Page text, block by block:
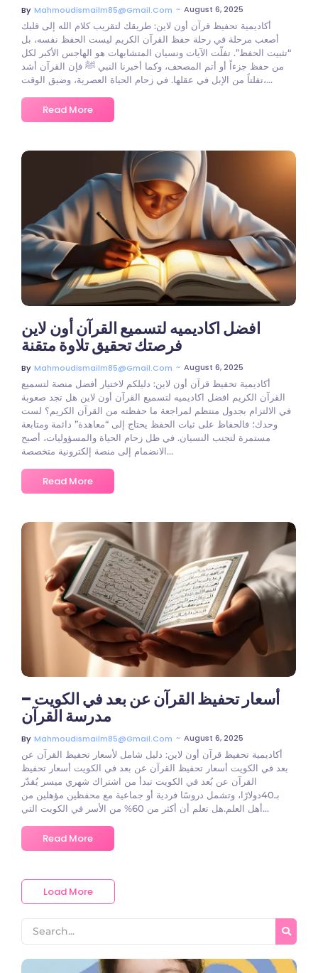
By Mahmoudismailm85@gmail.com ~ August 6, 2025
أكاديمية تحفيظ قرآن أون لاين: طريقك لتقريب كلام الله إلى قلبك
أصعب مرحلة في رحلة حفظ القرآن الكريم ليست الحفظ نفسه، بل
“تثبيت الحفظ”. تفلّت الآيات ونسيان المتشابهات هو الهاجس الأكبر لكل
من حفظ جزءاً أو أتم المصحف، وكما أخبرنا النبي ﷺ فإن القرآن أشد
تفلتاً من الإبل في عقلها. في زحام الحياة العصرية، وضيق الوقت،...
Read More
افضل اكاديميه لتسميع القرآن أون لاين
فرصتك تحقيق تلاوة متقنة
By Mahmoudismailm85@gmail.com ~ August 6, 2025
أكاديمية تحفيظ قرآن أون لاين: دليلكم لاختيار أفضل منصة لتسميع
القرآن الكريم افضل اكاديميه لتسميع القرآن أون لاين هل تجد صعوبة
في الالتزام بجدول منتظم لمراجعة ما حفظته من القرآن الكريم؟ لست
وحدك؛ فالحفاظ على ثبات الحفظ يحتاج إلى “معاهدة” دائمة ومتابعة
مستمرة لتجنب النسيان. في ظل زحام الحياة والمسؤوليات، أصبح
الانضمام إلى منصة إلكترونية متخصصة...
Read More
أسعار تحفيظ القرآن عن بعد في الكويت –
مدرسة القرآن
By Mahmoudismailm85@gmail.com ~ August 6, 2025
أكاديمية تحفيظ قرآن أون لاين: دليل شامل لأسعار تحفيظ القرآن عن
بعد في الكويت أسعار تحفيظ القرآن عن بعد في الكويت أسعار تحفيظ
القرآن عن بُعد في الكويت تبدأ من اشتراك شهري ميسر يُقدّر
بـ40دولارًا، وتشمل دروسًا فردية أو جماعية مع محفظين مؤهلين من
أهل العلم.هل تعلم أن أكثر من 60% من الأسر في الكويت التي...
Read More
Load More